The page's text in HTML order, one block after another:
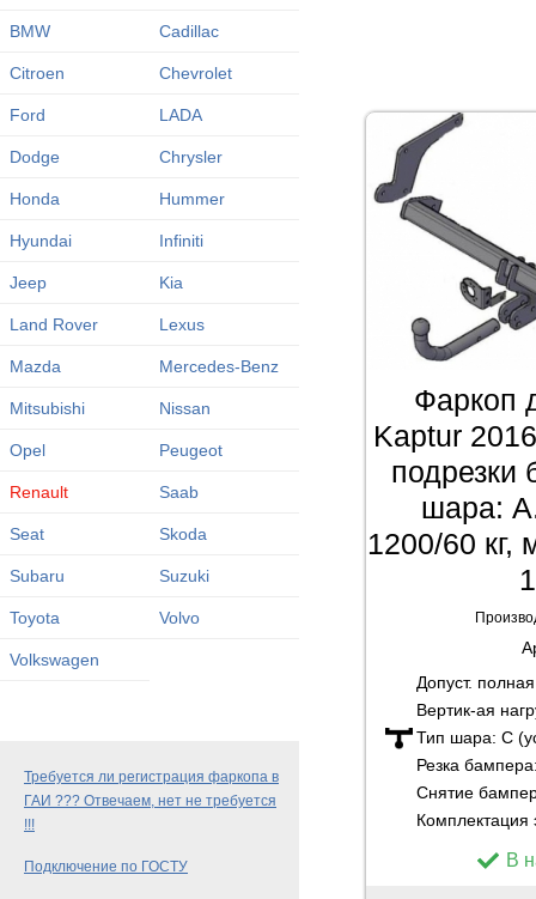
BMW Cadillac
Citroen Chevrolet
Ford LADA
Dodge Chrysler
Honda Hummer
Hyundai Infiniti
Jeep Kia
Land Rover Lexus
Mazda Mercedes-Benz
Mitsubishi Nissan
Opel Peugeot
Renault Saab
Seat Skoda
Subaru Suzuki
Toyota Volvo
Volkswagen
Требуется ли регистрация фаркопа в
ГАИ ??? Отвечаем, нет не требуется
!!!
Подключение по ГОСТУ
Фаркоп
Kaptur
подрезки
шара:
1200/60 кг,
Допуст.
Вертик-ая
Тип шара: C
Резка
Снятие
Комплектация
В